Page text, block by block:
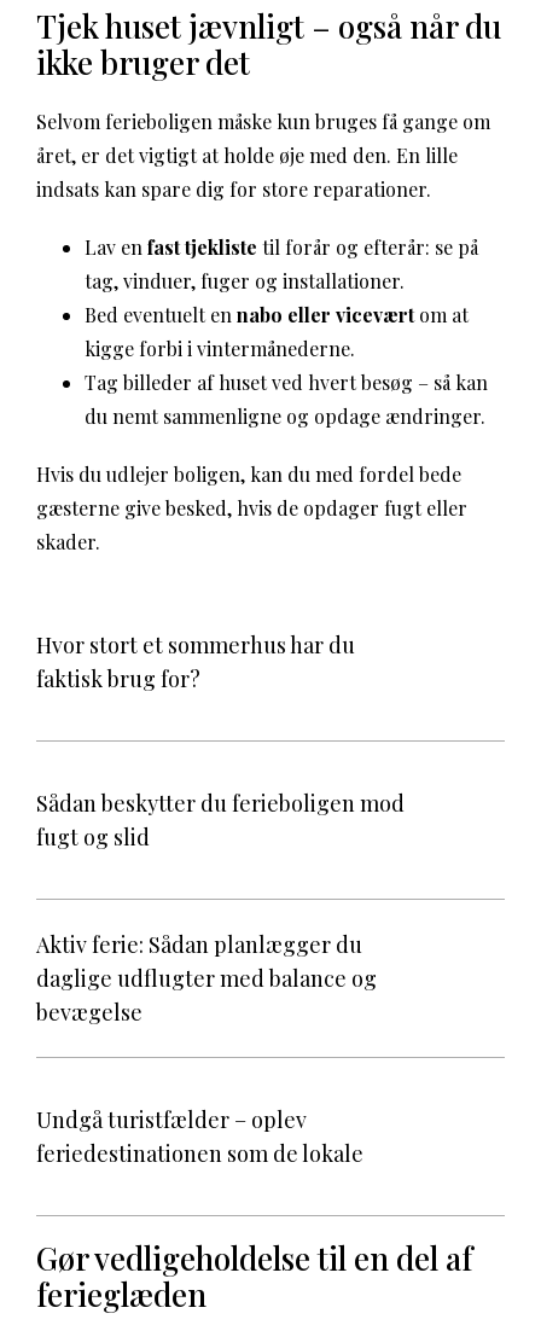
Tjek huset jævnligt – også når du
ikke bruger det
Selvom ferieboligen måske kun bruges få gange om
året, er det vigtigt at holde øje med den. En lille
indsats kan spare dig for store reparationer.
Lav en fast tjekliste til forår og efterår: se på
tag, vinduer, fuger og installationer.
Bed eventuelt en nabo eller viceværtom at
kigge forbi i vintermånederne.
Tag billeder af huset ved hvert besøg – så kan
du nemt sammenligne og opdage ændringer.
Hvis du udlejer boligen, kan du med fordel bede
gæsterne give besked, hvis de opdager fugt eller
skader.
Hvor stort et sommerhus har du
faktisk brug for?
Sådan beskytter du ferieboligen mod
fugt og slid
Aktiv ferie: Sådan planlægger du
daglige udflugter med balance og
bevægelse
Undgå turistfælder – oplev
feriedestinationen som de lokale
Gør vedligeholdelse til en del af
ferieglæden